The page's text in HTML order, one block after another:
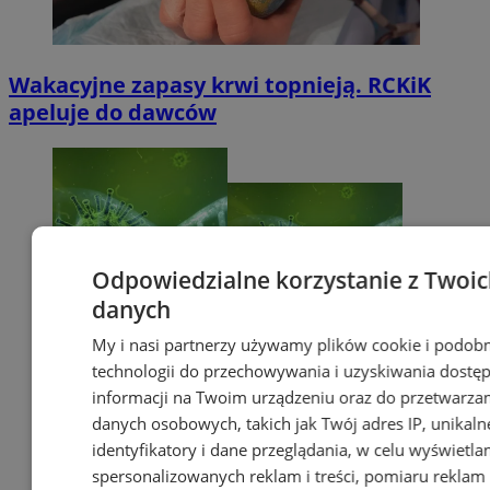
Wakacyjne zapasy krwi topnieją. RCKiK
apeluje do dawców
Odpowiedzialne korzystanie z
danych
My i nasi partnerzy używamy plików cookie i
technologii do przechowywania i uzyskiwania
informacji na Twoim urządzeniu oraz do
danych osobowych, takich jak Twój adres IP,
identyfikatory i dane przeglądania, w celu
spersonalizowanych reklam i treści, pomiaru reklam